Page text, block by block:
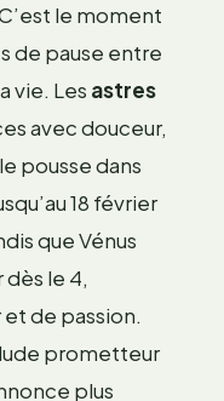
le moment
de pause entre
vie. Les astres
avec douceur,
pousse dans
18 février
que Vénus
le 4,
de passion.
prometteur
plus